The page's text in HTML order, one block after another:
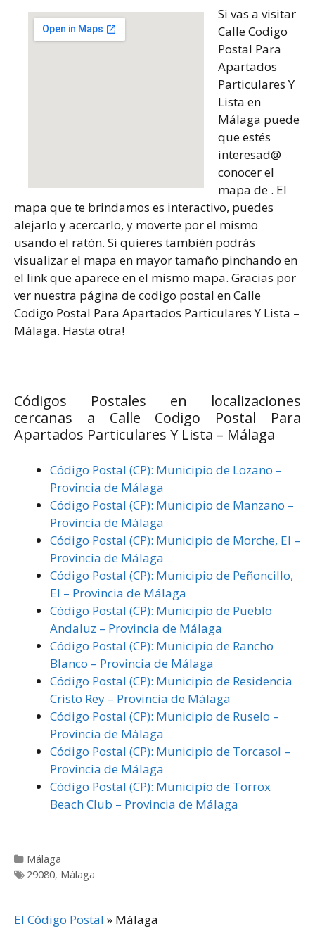
Si vas a visitar
Calle Codigo
Postal Para
Apartados
Particulares Y
Lista en
Málaga puede
que estés
interesad@
conocer el
mapa de . El
mapa que te brindamos es interactivo, puedes
alejarlo y acercarlo, y moverte por el mismo
usando el ratón. Si quieres también podrás
visualizar el mapa en mayor tamaño pinchando en
el link que aparece en el mismo mapa. Gracias por
ver nuestra página de codigo postal en Calle
Codigo Postal Para Apartados Particulares Y Lista –
Málaga. Hasta otra!
Códigos Postales en localizaciones
cercanas a Calle Codigo Postal Para
Apartados Particulares Y Lista – Málaga
Código Postal (CP): Municipio de Lozano –
Provincia de Málaga
Código Postal (CP): Municipio de Manzano –
Provincia de Málaga
Código Postal (CP): Municipio de Morche, El –
Provincia de Málaga
Código Postal (CP): Municipio de Peñoncillo,
El – Provincia de Málaga
Código Postal (CP): Municipio de Pueblo
Andaluz – Provincia de Málaga
Código Postal (CP): Municipio de Rancho
Blanco – Provincia de Málaga
Código Postal (CP): Municipio de Residencia
Cristo Rey – Provincia de Málaga
Código Postal (CP): Municipio de Ruselo –
Provincia de Málaga
Código Postal (CP): Municipio de Torcasol –
Provincia de Málaga
Código Postal (CP): Municipio de Torrox
Beach Club – Provincia de Málaga
Categorías
Málaga
Etiquetas
29080, Málaga
El Código Postal » Málaga